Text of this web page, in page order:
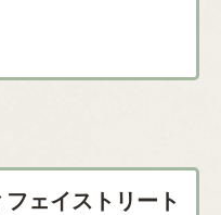
ェイストリート